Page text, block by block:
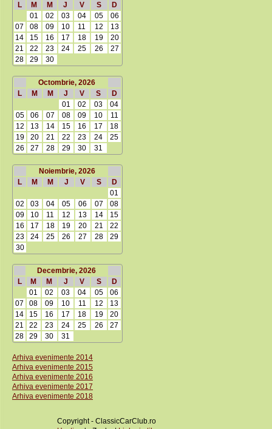
L
M M J V S
D
01
02 03 04 05
06
07
08 09 10 11 12
13
14
15 16 17 18 19
20
21
22 23 24 25 26
27
28
29 30
Octombrie, 2026
L
M M J V S
D
01
02 03
04
05
06 07 08 09 10
11
12
13 14 15 16 17
18
19
20 21 22 23 24
25
26
27 28 29 30 31
Noiembrie, 2026
L
M M J V S
D
01
02
03 04 05 06 07
08
09
10 11 12 13 14
15
16
17 18 19 20 21
22
23
24 25 26 27 28
29
30
Decembrie, 2026
L
M M J V S
D
01
02 03 04 05
06
07
08 09 10 11 12
13
14
15 16 17 18 19
20
21
22 23 24 25 26
27
28
29 30 31
Arhiva evenimente 2014
Arhiva evenimente 2015
Arhiva evenimente 2016
Arhiva evenimente 2017
Arhiva evenimente 2018
Copyright - ClassicCarClub.ro